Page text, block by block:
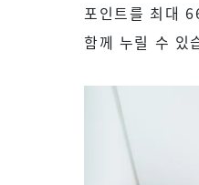
포인트를 최대
함께 누릴 수 있